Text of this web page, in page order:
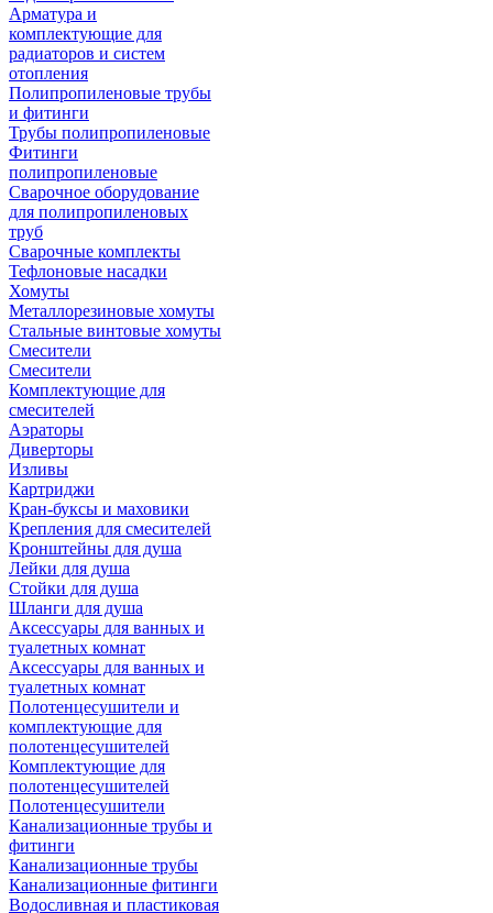
Арматура и
комплектующие для
радиаторов и систем
отопления
Полипропиленовые трубы
и фитинги
Трубы полипропиленовые
Фитинги
полипропиленовые
Сварочное оборудование
для полипропиленовых
труб
Сварочные комплекты
Тефлоновые насадки
Хомуты
Металлорезиновые хомуты
Стальные винтовые хомуты
Смесители
Смесители
Комплектующие для
смесителей
Аэраторы
Диверторы
Изливы
Картриджи
Кран-буксы и маховики
Крепления для смесителей
Кронштейны для душа
Лейки для душа
Стойки для душа
Шланги для душа
Аксессуары для ванных и
туалетных комнат
Аксессуары для ванных и
туалетных комнат
Полотенцесушители и
комплектующие для
полотенцесушителей
Комплектующие для
полотенцесушителей
Полотенцесушители
Канализационные трубы и
фитинги
Канализационные трубы
Канализационные фитинги
Водосливная и пластиковая